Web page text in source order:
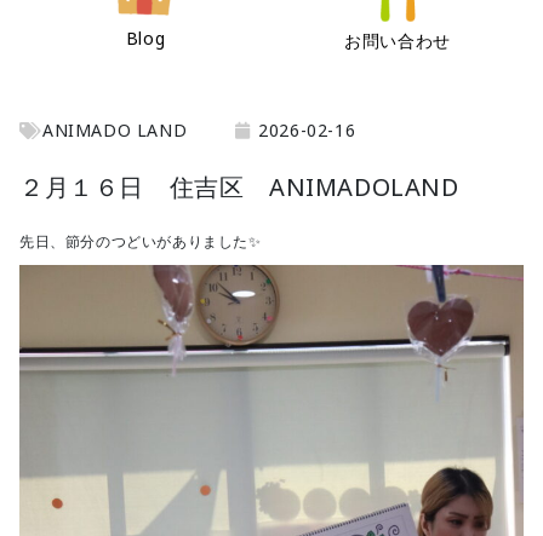
Blog お問い合わせ
ANIMADO LAND 2026-02-16
２月１６日 住吉区 ANIMADOLAND
先日、節分のつどいがありました✨